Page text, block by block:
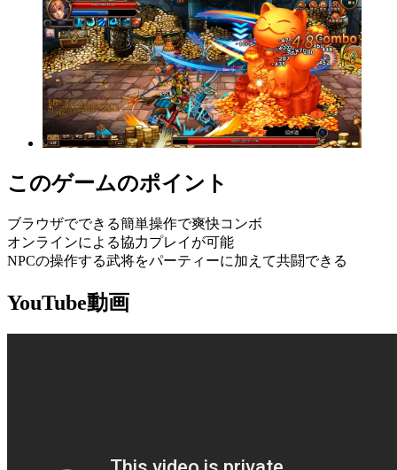
このゲームのポイント
ブラウザでできる簡単操作で爽快コンボ
オンラインによる協力プレイが可能
NPCの操作する武将をパーティーに加えて共闘できる
YouTube動画